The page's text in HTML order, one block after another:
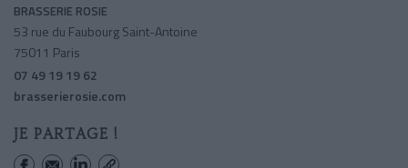
BRASSERIE ROSIE
53 rue du Faubourg Saint-Antoine
75011 Paris
07 49 19 19 62
brasserierosie.com
JE PARTAGE !